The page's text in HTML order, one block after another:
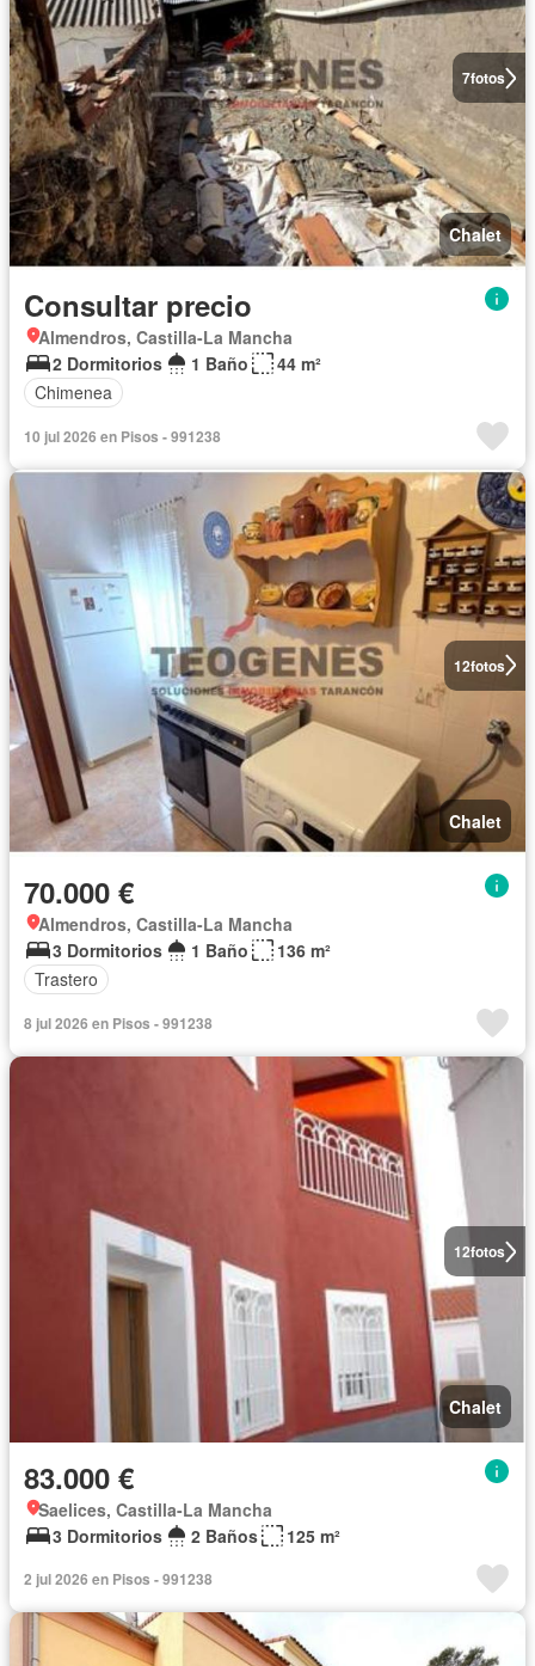
7fotos
Chalet
Consultar precio
Almendros, Castilla-La Mancha
2 Dormitorios
1 Baño
44 m²
Chimenea
10 jul 2026 en Pisos - 991238
12fotos
Chalet
70.000 €
Almendros, Castilla-La Mancha
3 Dormitorios
1 Baño
136 m²
Trastero
8 jul 2026 en Pisos - 991238
12fotos
Chalet
83.000 €
Saelices, Castilla-La Mancha
3 Dormitorios
2 Baños 125 m²
2 jul 2026 en Pisos - 991238